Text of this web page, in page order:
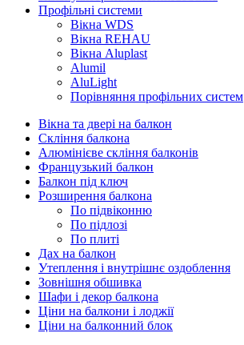
Профільні системи
Вікна WDS
Вікна REHAU
Вікна Aluplast
Alumil
AluLight
Порівняння профільних систем
Вікна та двері на балкон
Скління балкона
Алюмінієве скління балконів
Французький балкон
Балкон під ключ
Розширення балкона
По підвіконню
По підлозі
По плиті
Дах на балкон
Утеплення і внутрішнє оздоблення
Зовнішня обшивка
Шафи і декор балкона
Ціни на балкони і лоджії
Ціни на балконний блок